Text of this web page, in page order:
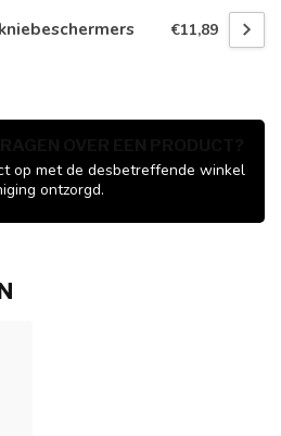
€11,89
op met de desbetreffende winkel
ontzorgd.